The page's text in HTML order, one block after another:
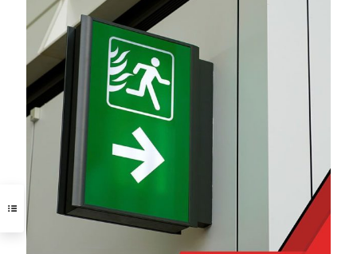
Banderola